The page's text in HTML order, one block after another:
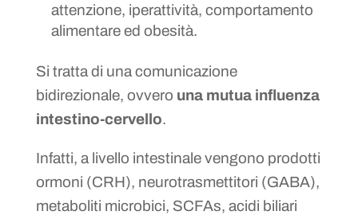
attenzione, iperattività, comportamento
alimentare ed obesità.
Si tratta di una comunicazione
bidirezionale, ovvero una mutua influenza
intestino-cervello.
Infatti, a livello intestinale vengono prodotti
ormoni (CRH), neurotrasmettitori (GABA),
metaboliti microbici, SCFAs, acidi biliari